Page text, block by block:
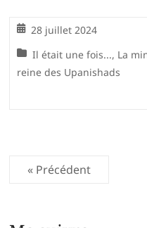
28 juillet 2024
Il était une fois..., La
reine des Upanishads
« Précédent